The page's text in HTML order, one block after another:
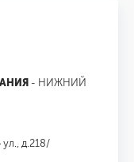
- НИЖНИЙ
д.218/